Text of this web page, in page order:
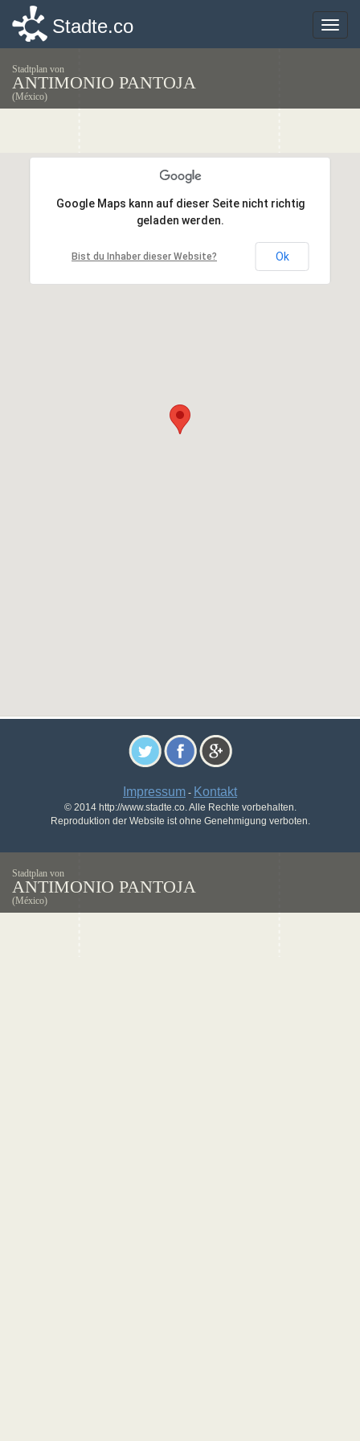
Toggle
Stadte.co
Stadtplan von
ANTIMONIO PANTOJA
(México)
Google Maps kann auf dieser Seite nicht richtig
geladen werden.
Bist du Inhaber dieser Website? Ok
Google Maps kann auf dieser Seite nicht richtig
geladen werden.
Bist du Inhaber dieser Website? Ok
Impressum - Kontakt
© 2014 http://www.stadte.co. Alle Rechte vorbehalten.
Reproduktion der Website ist ohne Genehmigung verboten.
Toggle
Stadte.co
Stadtplan von
ANTIMONIO PANTOJA
(México)